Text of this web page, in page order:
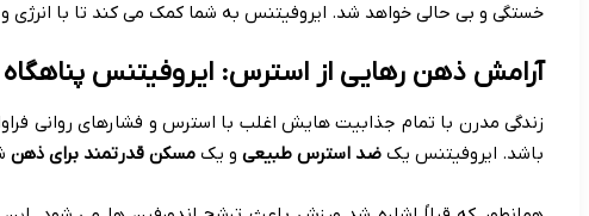
خستگی و بی حالی خواهد شد. ایروفیتنس به شما کمک می کند تا با انرژی و
آرامش ذهن رهایی از استرس: ایروفیتنس
زندگی مدرن با تمام جذابیت هایش اغلب با استرس و فشارهای روانی
باشد. ایروفیتنس یک ضد استرس طبیعی و یک مسکن قدرتمند برای ذهن